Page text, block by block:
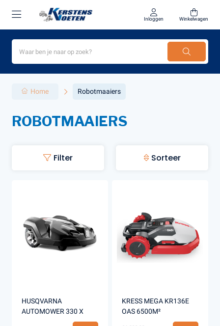
Inloggen Winkelwagen
Home Robotmaaiers
ROBOTMAAIERS
Filter Sorteer
HUSQVARNA
AUTOMOWER 330 X
KRESS MEGA KR136E
OAS 6500M²